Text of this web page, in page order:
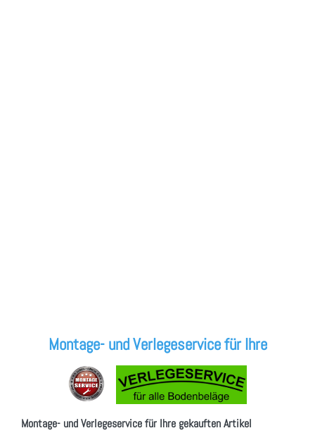
Montage- und Verlegeservice für Ihre
Montage- und Verlegeservice für Ihre gekauften Artikel